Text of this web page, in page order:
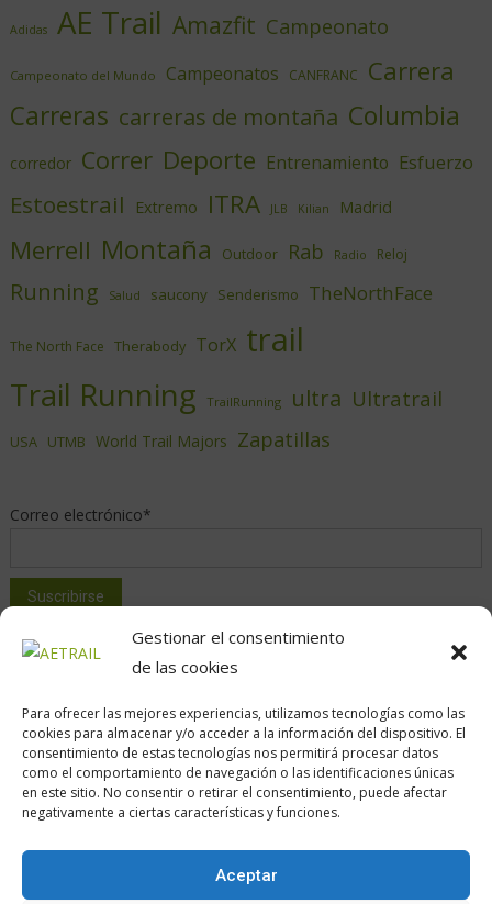
Gestionar el consentimiento
de las cookies
Para ofrecer las mejores experiencias, utilizamos tecnologías como las
cookies para almacenar y/o acceder a la información del dispositivo. El
consentimiento de estas tecnologías nos permitirá procesar datos
como el comportamiento de navegación o las identificaciones únicas
en este sitio. No consentir o retirar el consentimiento, puede afectar
negativamente a ciertas características y funciones.
Aceptar
Adidas AE Trail Amazfit Campeonato
Campeonato del Mundo Campeonatos CANFRANC
Carrera
Carreras carreras de montaña Columbia
corredor Correr Deporte Entrenamiento Esfuerzo
Estoestrail Extremo ITRA JLB Kilian Madrid
Merrell Montaña Outdoor Rab Radio Reloj
Running Salud saucony Senderismo TheNorthFace
The North Face Therabody TorX trail
Trail Running TrailRunning ultra Ultratrail
USA UTMB World Trail Majors Zapatillas
Correo electrónico*
Calle Daoiz, 12, Madrid